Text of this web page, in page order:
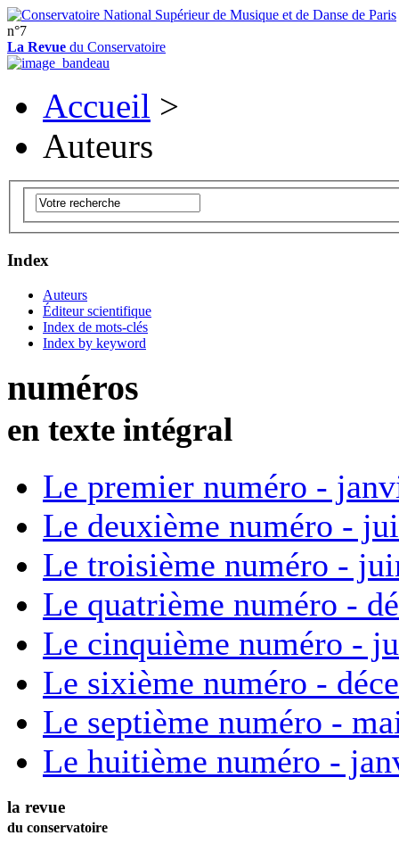
n°7
La Revue du Conservatoire
Accueil >
Auteurs
Index
Auteurs
Éditeur scientifique
Index de mots-clés
Index by keyword
numéros
en texte intégral
Le premier numéro -
Le deuxième numéro -
Le troisième numéro -
Le quatrième numéro -
Le cinquième numéro -
Le sixième numéro -
Le septième numéro -
Le huitième numéro -
la revue
du conservatoire